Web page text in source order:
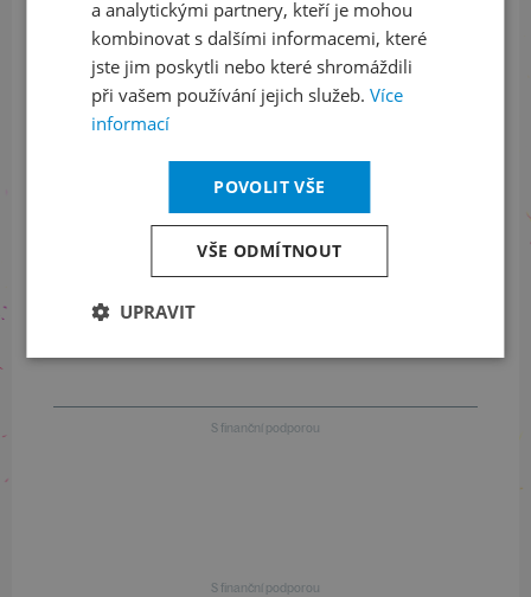
Informace o stavu objednávek
Informace o programu
+420 257 310 414
S finanční podporou
S finanční podporou
a analytickými partnery, kteří je mohou
kombinovat s dalšími informacemi, které
jste jim poskytli nebo které shromáždili
při vašem používání jejich služeb. Více
informací
POVOLIT VŠE
VŠE ODMÍTNOUT
UPRAVIT